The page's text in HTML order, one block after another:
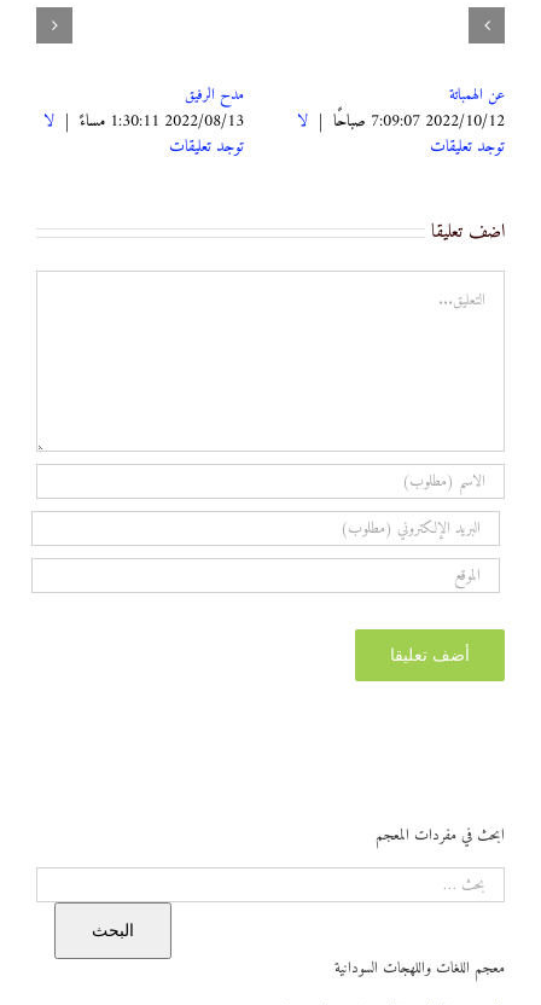
عن الهمباتة
2022/10/12 7:09:07 صباحًا | لا
توجد تعليقات
مدح الرفيق
2022/08/13 1:30:11 مساءً | لا
توجد تعليقات
اضف تعليقا
تعليق
ابحث في مفردات المعجم
البحث
البحث
معجم اللغات واللهجات السودانية